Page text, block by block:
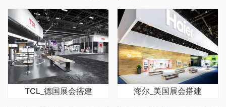
TCL_德国展会搭建 海尔_美国展会搭建